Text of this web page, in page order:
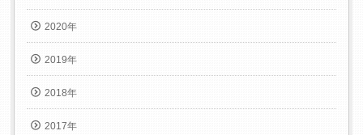
2020年
2019年
2018年
2017年